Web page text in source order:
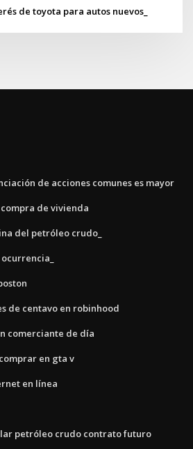
de toyota para autos nuevos_
de acciones comunes es mayor
de vivienda
del petróleo crudo_
de centavo en robinhood
comerciante de día
en gta v
en línea
petróleo crudo contrato futuro